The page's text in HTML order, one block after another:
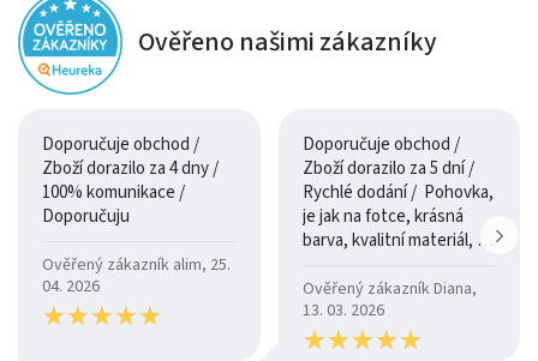
Ověřeno našimi zákazníky
Doporučuje obchod /
Zboží dorazilo za 4 dny /
100% komunikace /
Doporučuju
Ověřený zákazník alim, 25.
04. 2026
★★★★★
★★★★★
Doporučuje obchod /
Zboží dorazilo za 5 dní /
Rychlé dodání / Pohovka,
je jak na fotce, krásná
barva, kvalitní materiál, a
Ověřený zákazník Diana,
13. 03. 2026
★★★★★
★★★★★